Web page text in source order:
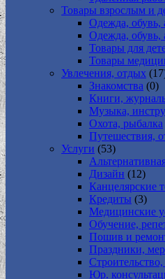
Товары взрослым и
Одежда, обувь,
Одежда, обувь,
Товары для
Товары
Увлечения, отдых
Знакомства (0)
Книги,
Музыка,
Охота, рыбалка
Путешествия,
Услуги (53)
Дизайн (12)
Канцелярские
Кредиты (3)
Медицинские
Обучение,
Пошив и
Праздники,
Юр.